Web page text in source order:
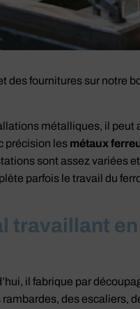
des fournitures sur notre
métalliques, il peut
précision les métaux
sont assez variées
parfois le travail du
travaillant
il fabrique par
des escaliers,